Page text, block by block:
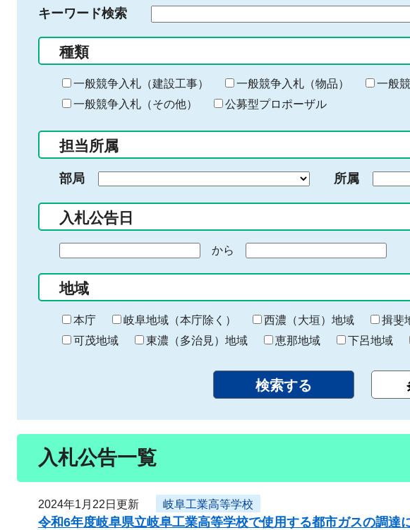
キーワード検索
る
キ
ー
ー
入
力
種類
一般競争入札（建設工事） 一般競争入札（物品）
一般
一般競争入札（その他）
公募型プロポーザル
担当所属
部局 所属
入札公告日
の
始
ま
り
から
終
わ
り
地域
本庁 岐阜地域（本庁除く） 西濃（大垣）地域 揖斐
可茂地域
東濃（多治見）地域 恵那地域 下呂地域
入札公告一覧
2024年1月22日更新 岐阜工業高等学校
令和6年度岐阜県立岐阜工業高等学校で使用する都市ガスの調達